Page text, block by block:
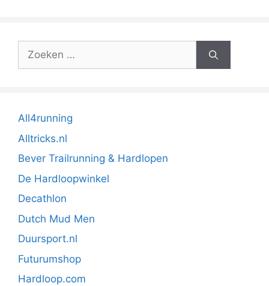
Zoek
All4running
Alltricks.nl
Bever Trailrunning & Hardlopen
De Hardloopwinkel
Decathlon
Dutch Mud Men
Duursport.nl
Futurumshop
Hardloop.com